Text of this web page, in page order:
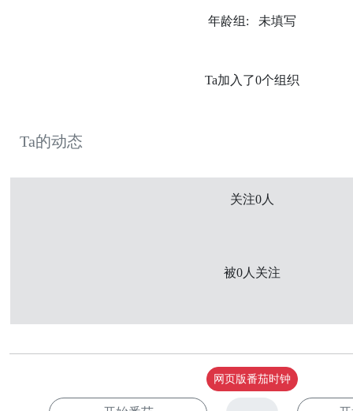
年龄组: 未填写
Ta加入了0个组织
Ta的动态
关注0人
被0人关注
网页版番茄时钟